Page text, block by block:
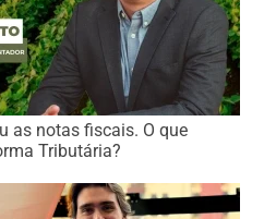
as notas fiscais. O que
Tributária?